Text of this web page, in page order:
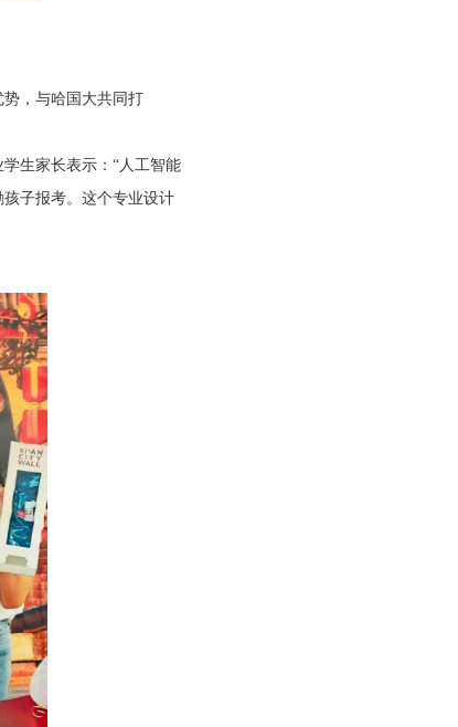
，与哈国大共同打
生家长表示：“人工智能
子报考。这个专业设计